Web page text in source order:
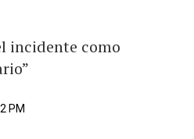
incidente como
PM